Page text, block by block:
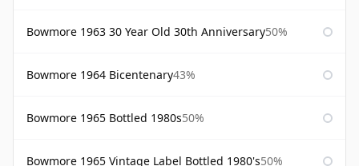
Bowmore 1963 30 Year Old 30th Anniversary50%
Bowmore 1964 Bicentenary43%
Bowmore 1965 Bottled 1980s50%
Bowmore 1965 Vintage Label Bottled 1980's50%